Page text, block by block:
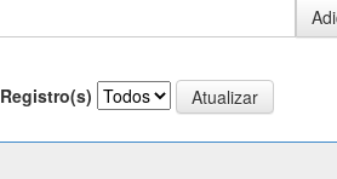
Registro(s)